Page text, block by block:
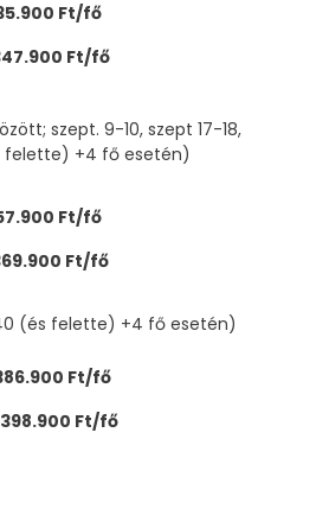
Ft/fő
Ft/fő
szept. 9-10, szept 17-18,
+4 fő esetén)
Ft/fő
Ft/fő
(és felette) +4 fő esetén)
Ft/fő
398.900 Ft/fő